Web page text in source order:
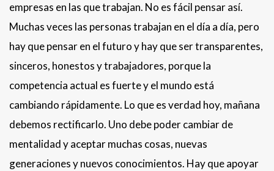
empresas en las que trabajan. No es fácil pensar así.
Muchas veces las personas trabajan en el día a día, pero
hay que pensar en el futuro y hay que ser transparentes,
sinceros, honestos y trabajadores, porque la
competencia actual es fuerte y el mundo está
cambiando rápidamente. Lo que es verdad hoy, mañana
debemos rectificarlo. Uno debe poder cambiar de
mentalidad y aceptar muchas cosas, nuevas
generaciones y nuevos conocimientos. Hay que apoyar